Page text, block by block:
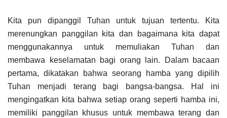
Kita pun dipanggil Tuhan untuk tujuan tertentu. Kita
merenungkan panggilan kita dan bagaimana kita dapat
menggunakannya untuk memuliakan Tuhan dan
membawa keselamatan bagi orang lain. Dalam bacaan
pertama, dikatakan bahwa seorang hamba yang dipilih
Tuhan menjadi terang bagi bangsa-bangsa. Hal ini
mengingatkan kita bahwa setiap orang seperti hamba ini,
memiliki panggilan khusus untuk membawa terang dan